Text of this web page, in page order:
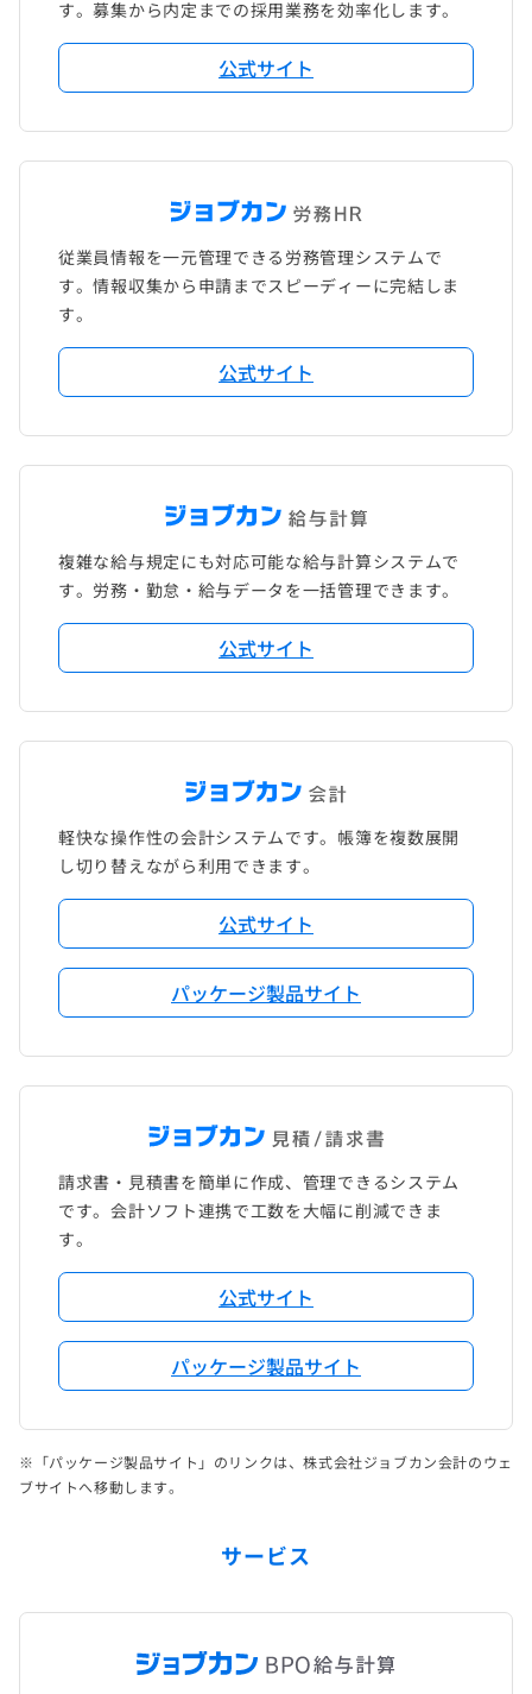
す。募集から内定までの採用業務を効率化します。
公式サイト
従業員情報を一元管理できる労務管理システムで
す。情報収集から申請までスピーディーに完結しま
す。
公式サイト
複雑な給与規定にも対応可能な給与計算システムで
す。労務・勤怠・給与データを一括管理できます。
公式サイト
軽快な操作性の会計システムです。帳簿を複数展開
し切り替えながら利用できます。
公式サイト
パッケージ製品サイト
請求書・見積書を簡単に作成、管理できるシステム
です。会計ソフト連携で工数を大幅に削減できま
す。
公式サイト
パッケージ製品サイト
※「パッケージ製品サイト」のリンクは、株式会社ジョブカン会計のウェ
ブサイトへ移動します。
サービス